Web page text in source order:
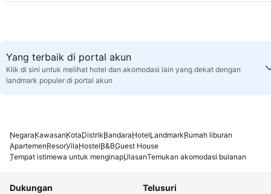
Yang terbaik di portal akun
Klik di sini untuk melihat hotel dan akomodasi lain yang dekat dengan
landmark populer di portal akun
NegaraKawasanKotaDistrikBandaraHotelLandmarkRumah liburan
ApartemenResorVilaHostelB&BGuest House
Tempat istimewa untuk menginapUlasanTemukan akomodasi bulanan
Dukungan
Telusuri